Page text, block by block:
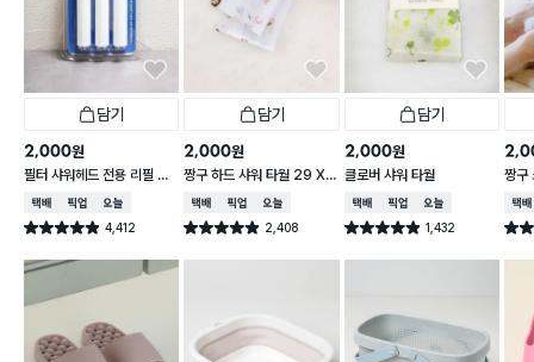
담기
2,000원
필터 샤워헤드 전용 리필 필
터 3개입
택배배송매장픽업오늘배송
별점 4.9점 4,412
건 작성
담기
2,000원
짱구 하드 샤워 타월 29 X
95 cm
택배배송매장픽업오늘배송
별점 4.9점 2,408
건 작성
담기
2,000원
클로버 샤워 타월
택배배송매장픽업오늘배송
별점 4.9점 1,432
건 작성
짱구
X
택배
별점